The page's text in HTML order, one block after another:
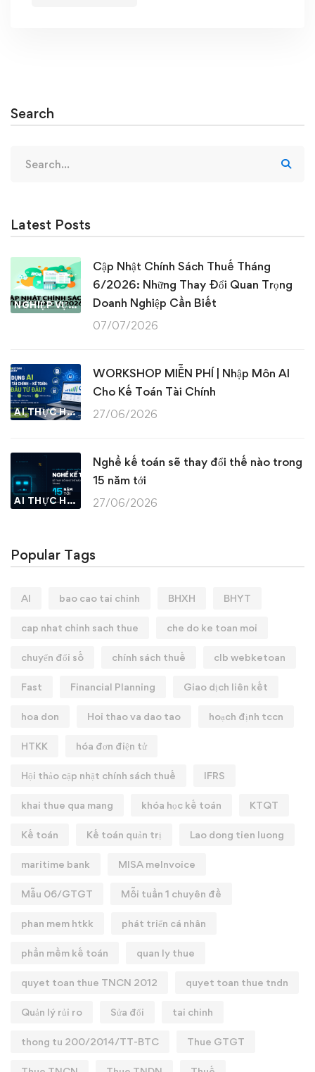
Search
for:
Latest Posts
NGHIỆP VỤ KẾ TOÁN & THUẾ
Cập Nhật Chính Sách Thuế Tháng
6/2026: Những Thay Đổi Quan Trọng
Doanh Nghiệp Cần Biết
07/07/2026
AI THỰC HÀNH
WORKSHOP MIỄN PHÍ | Nhập Môn AI
Cho Kế Toán Tài Chính
27/06/2026
AI THỰC HÀNH
Nghề kế toán sẽ thay đổi thế nào trong
15 năm tới
27/06/2026
Popular Tags
AI bao cao tai chinh BHXH BHYT
cap nhat chinh sach thue che do ke toan moi
chuyển đổi số chính sách thuế clb webketoan
Fast Financial Planning Giao dịch liên kết
hoa don Hoi thao va dao tao hoạch định tccn
HTKK hóa đơn điện tử
Hội thảo cập nhật chính sách thuế IFRS
khai thue qua mang khóa học kế toán KTQT
Kế toán Kế toán quản trị Lao dong tien luong
maritime bank MISA meInvoice
Mẫu 06/GTGT Mỗi tuần 1 chuyên đề
phan mem htkk phát triển cá nhân
phần mềm kế toán quan ly thue
quyet toan thue TNCN 2012 quyet toan thue tndn
Quản lý rủi ro Sửa đổi tai chinh
thong tu 200/2014/TT-BTC Thue GTGT